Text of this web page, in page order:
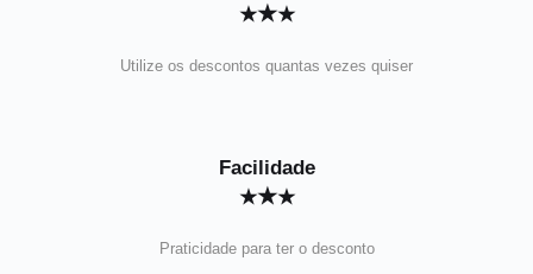
★★★
Utilize os descontos quantas vezes quiser
Facilidade
★★★
Praticidade para ter o desconto